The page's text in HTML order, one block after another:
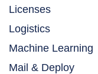
Licenses
Logistics
Machine Learning
Mail & Deploy